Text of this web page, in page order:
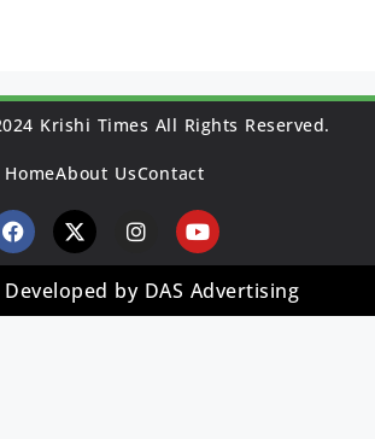
Krishi Times All Rights Reserved.
HomeAbout UsContact
by DAS Advertising